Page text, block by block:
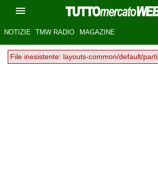
NOTIZIE TMW RADIO MAGAZINE
File inesistente: layouts-common/default/